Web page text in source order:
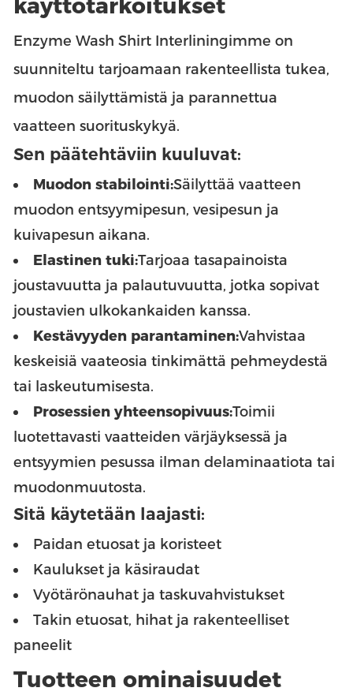
Enzyme Wash Shirt Interliningimme on
suunniteltu tarjoamaan rakenteellista tukea,
muodon säilyttämistä ja parannettua
vaatteen suorituskykyä.
Sen päätehtäviin kuuluvat:
Muodon stabilointi:Säilyttää vaatteen
muodon entsyymipesun, vesipesun ja
kuivapesun aikana.
Elastinen tuki:Tarjoaa tasapainoista
joustavuutta ja palautuvuutta, jotka sopivat
joustavien ulkokankaiden kanssa.
Kestävyyden parantaminen:Vahvistaa
keskeisiä vaateosia tinkimättä pehmeydestä
tai laskeutumisesta.
Prosessien yhteensopivuus:Toimii
luotettavasti vaatteiden värjäyksessä ja
entsyymien pesussa ilman delaminaatiota tai
muodonmuutosta.
Sitä käytetään laajasti:
Paidan etuosat ja koristeet
Kaulukset ja käsiraudat
Vyötärönauhat ja taskuvahvistukset
Takin etuosat, hihat ja rakenteelliset
paneelit
Tuotteen ominaisuudet